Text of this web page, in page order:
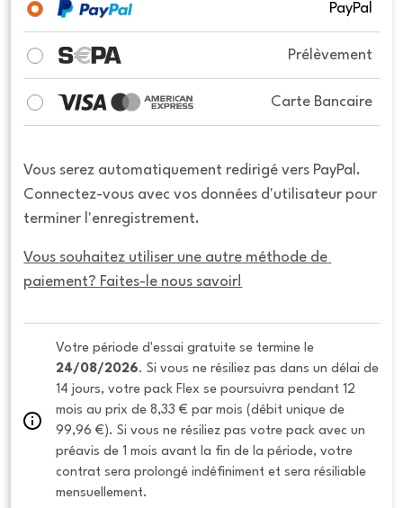
PayPal
Prélèvement
Carte Bancaire
Vous serez automatiquement redirigé vers PayPal.
Connectez-vous avec vos données d'utilisateur pour
terminer l'enregistrement.
Vous souhaitez utiliser une autre méthode de
paiement? Faites-le nous savoir!
24/08/2026. Si vous ne résiliez pas dans un délai de
14 jours, votre pack Flex se poursuivra pendant 12
mois au prix de 8,33 € par mois (débit unique de
99,96 €). Si vous ne résiliez pas votre pack avec un
préavis de 1 mois avant la fin de la période, votre
contrat sera prolongé indéfiniment et sera résiliable
mensuellement.